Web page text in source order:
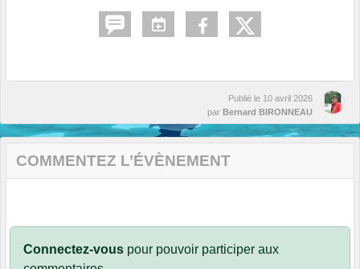
Publié le 10 avril 2026
par Bernard BIRONNEAU
COMMENTEZ L’ÉVÈNEMENT
Connectez-vous pour pouvoir participer aux